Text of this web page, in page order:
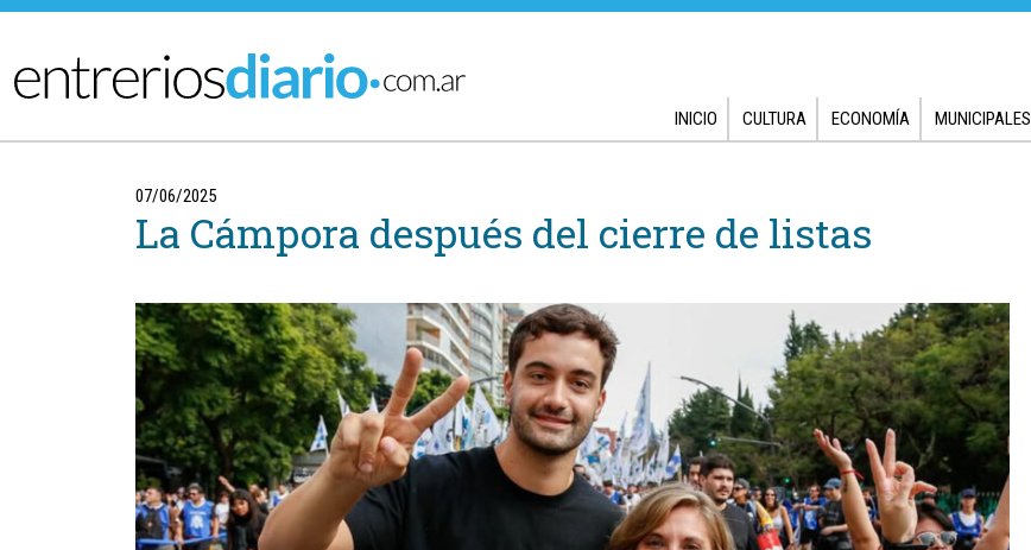
Ir al menú principal
INICIO CULTURA ECONOMÍA MUNICIPALES
07/06/2025
La Cámpora después del cierre de listas